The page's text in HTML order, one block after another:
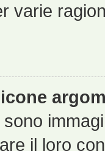
varie
il loro